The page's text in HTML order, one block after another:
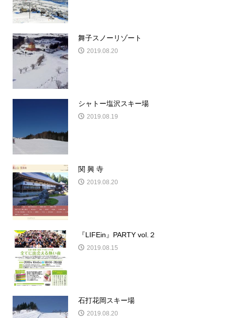
舞子スノーリゾート
2019.08.20
シャトー塩沢スキー場
2019.08.19
関 興 寺
2019.08.20
『LIFEin』PARTY vol.２
2019.08.15
石打花岡スキー場
2019.08.20